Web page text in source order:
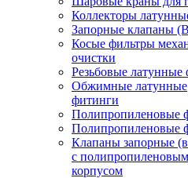
Коллекторы
Запорные клапаны
Косые фильтры
очистки
Резьбовые латунные
Обжимные латунные
фитинги
Полипропиленовые
Полипропиленовые
Клапаны запорные
с полипропиленовым
корпусом